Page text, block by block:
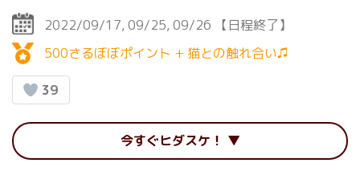
2022/09/17 09/25 09/26
【日程終了】
500さるぼぼポイント + 猫との触れ合い♫
39
今すぐヒダスケ！